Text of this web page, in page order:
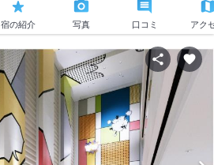
宿の紹介 写真 口コミ アク